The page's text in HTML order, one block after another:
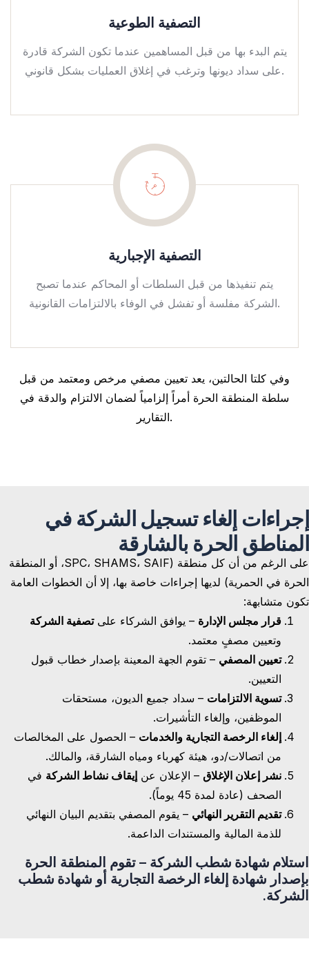
التصفية الطوعية
يتم البدء بها من قبل المساهمين عندما تكون الشركة قادرة
على سداد ديونها وترغب في إغلاق العمليات بشكل قانوني.
التصفية الإجبارية
يتم تنفيذها من قبل السلطات أو المحاكم عندما تصبح
الشركة مفلسة أو تفشل في الوفاء بالالتزامات القانونية.
وفي كلتا الحالتين، يعد تعيين مصفي مرخص ومعتمد من قبل
سلطة المنطقة الحرة أمراً إلزامياً لضمان الالتزام والدقة في
التقارير.
إجراءات إلغاء تسجيل الشركة في
المناطق الحرة بالشارقة
على الرغم من أن كل منطقة (SPC، SHAMS، SAIF، أو المنطقة
الحرة في الحمرية) لديها إجراءات خاصة بها، إلا أن الخطوات العامة
تكون متشابهة:
قرار مجلس الإدارة – يوافق الشركاء علىتصفية الشركة
وتعيين مصفٍ معتمد.
تعيين المصفي – تقوم الجهة المعينة بإصدار خطاب قبول
التعيين.
تسوية الالتزامات – سداد جميع الديون، مستحقات
الموظفين، وإلغاء التأشيرات.
إلغاء الرخصة التجارية والخدمات – الحصول على المخالصات
من اتصالات/دو، هيئة كهرباء ومياه الشارقة، والمالك.
نشر إعلان الإغلاق – الإعلان عن إيقاف نشاط الشركة في
الصحف (عادة لمدة 45 يوماً).
تقديم التقرير النهائي – يقوم المصفي بتقديم البيان النهائي
للذمة المالية والمستندات الداعمة.
استلام شهادة شطب الشركة – تقوم المنطقة الحرة
بإصدار شهادة إلغاء الرخصة التجارية أو شهادة شطب
الشركة.